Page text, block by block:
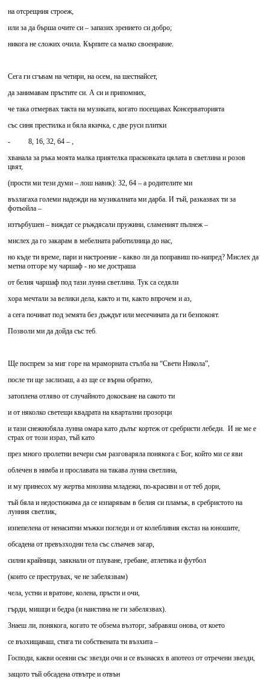
на отсрещния строеж,
или за да бърша очите си – запазих зрението си добро;
никога не сложих очила. Кърпите са малко своенравие.
Сега ги сгъвам на четири, на осем, на шестнайсет,
да занимавам пръстите си. А си и припомних,
че така отмервах такта на музиката, когато посещавах Консерваторията
със синя престилка и бяла якичка, с две руси плитки
- 8, 16, 32, 64 – ,
хванала за ръка моята малка приятелка прасковката цялата в светлина и розов
цвят,
(прости ми тези думи – лош навик): 32, 64 – а родителите ми
възлагаха големи надежди на музикалната ми дарба. И тъй, разказвах ти за
фотьойла –
изтърбушен – виждат се ръждясали пружини, сламеният пълнеж –
мислех да го закарам в мебелната работилница до нас,
но къде ти време, пари и настроение - какво ли да поправиш по-напред? Мислех да
метна отгоре му чаршаф - но ме достраша
от белия чаршаф под тази лунна светлина. Тук са седяли
хора мечтали за велики дела, както и ти, както впрочем и аз,
а сега почиват под земята без дъждът или месечината да ги безпокоят.
Позволи ми да дойда със теб.
Ще поспрем за миг горе на мраморната стълба на “Свети Никола”,
после ти ще заслизаш, а аз ще се върна обратно,
затоплена отляво от случайното докосване на сакото ти
и от няколко светещи квадрата на квартални прозорци
и тази снежнобяла лунна омара като дълъг кортеж от сребристи лебеди. И не ме е
страх от този израз, тъй като
през много пролетни вечери съм разговаряла понякога с Бог, който ми се яви
облечен в нимба и прославата на такава лунна светлина,
и му принесох му жертва мнозина младежи, по-красиви и от теб дори,
тъй бяла и недостижима да се изпарявам в белия си пламък, в сребристото на
лунния светлик,
изпепелена от ненаситни мъжки погледи и от колебливия екстаз на юношите,
обсадена от превъзходни тела със слънчев загар,
силни крайници, заякнали от плуване, гребане, атлетика и футбол
(които се преструвах, че не забелязвам)
чела, устни и вратове, колена, пръсти и очи,
гърди, мишци и бедра (и наистина не ги забелязвах).
Знаеш ли, понякога, когато те обзема възторг, забравяш онова, от което
се възхищаваш, стига ти собствената ти възхита –
Господи, какви осеяни със звезди очи и се възнасях в апотеоз от отречени звезди,
защото тъй обсадена отвътре и отвън